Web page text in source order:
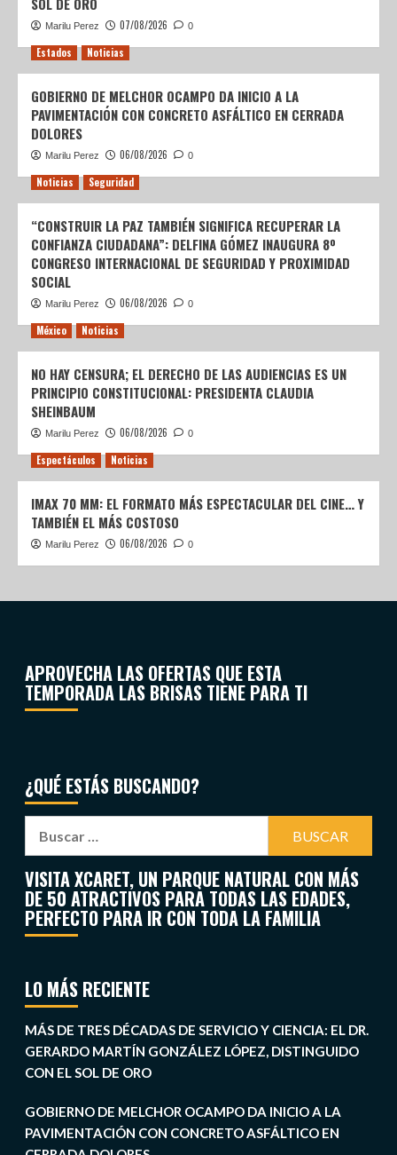
Marilu Perez 07/08/2026 0
Estados Noticias
GOBIERNO DE MELCHOR OCAMPO DA INICIO A LA
PAVIMENTACIÓN CON CONCRETO ASFÁLTICO EN CERRADA
DOLORES
Marilu Perez 06/08/2026 0
Noticias Seguridad
“CONSTRUIR LA PAZ TAMBIÉN SIGNIFICA RECUPERAR LA
CONFIANZA CIUDADANA”: DELFINA GÓMEZ INAUGURA 8º
CONGRESO INTERNACIONAL DE SEGURIDAD Y PROXIMIDAD
SOCIAL
Marilu Perez 06/08/2026 0
México Noticias
NO HAY CENSURA; EL DERECHO DE LAS AUDIENCIAS ES UN
PRINCIPIO CONSTITUCIONAL: PRESIDENTA CLAUDIA
SHEINBAUM
Marilu Perez 06/08/2026 0
Espectáculos Noticias
IMAX 70 MM: EL FORMATO MÁS ESPECTACULAR DEL CINE… Y
TAMBIÉN EL MÁS COSTOSO
Marilu Perez 06/08/2026 0
APROVECHA LAS OFERTAS QUE ESTA
TEMPORADA LAS BRISAS TIENE PARA TI
¿QUÉ ESTÁS BUSCANDO?
VISITA XCARET, UN PARQUE NATURAL CON MÁS
DE 50 ATRACTIVOS PARA TODAS LAS EDADES,
PERFECTO PARA IR CON TODA LA FAMILIA
LO MÁS RECIENTE
MÁS DE TRES DÉCADAS DE SERVICIO Y CIENCIA: EL DR.
GERARDO MARTÍN GONZÁLEZ LÓPEZ, DISTINGUIDO
CON EL SOL DE ORO
GOBIERNO DE MELCHOR OCAMPO DA INICIO A LA
PAVIMENTACIÓN CON CONCRETO ASFÁLTICO EN